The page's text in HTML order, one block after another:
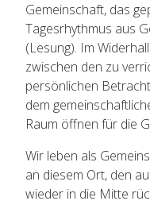
Gemeinschaft, das
Tagesrhythmus aus
(Lesung). Im
zwischen den zu
persönlichen
dem
Raum öffnen für die
Wir leben als
an diesem Ort, den
wieder in die Mitte